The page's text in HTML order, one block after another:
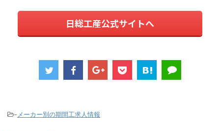
日総工産公式サイトへ
- メーカー別の期間工求人情報